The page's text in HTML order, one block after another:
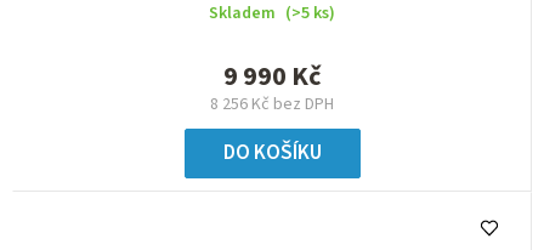
Skladem (>5 ks)
8 256 Kč bez DPH
9 990 Kč
DO KOŠÍKU